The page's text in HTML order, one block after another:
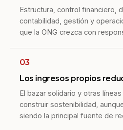
Estructura, control financiero,
contabilidad, gestión y
que la ONG crezca con
03
Los ingresos propios
El bazar solidario y otras
construir sostenibilidad,
siendo la principal fuente de